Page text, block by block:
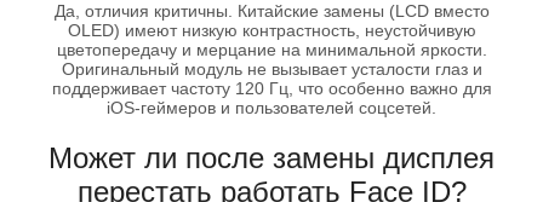
Да, отличия критичны. Китайские замены (LCD вместо
OLED) имеют низкую контрастность, неустойчивую
цветопередачу и мерцание на минимальной яркости.
Оригинальный модуль не вызывает усталости глаз и
поддерживает частоту 120 Гц, что особенно важно для
iOS-геймеров и пользователей соцсетей.
Может ли после замены дисплея
перестать работать Face ID?